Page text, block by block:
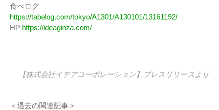
食べログ
https://tabelog.com/tokyo/A1301/A130101/13161192/
HP https://ideaginza.com/
【株式会社イデアコーポレーション】 プレスリリース より
＜過去の関連記事＞